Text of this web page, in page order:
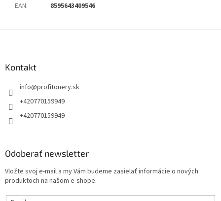
EAN: 8595643409546
Kontakt
info@profitonery.sk
+420770159949
+420770159949
Odoberať newsletter
Vložte svoj e-mail a my Vám budeme zasielať informácie o nových
produktoch na našom e-shope.